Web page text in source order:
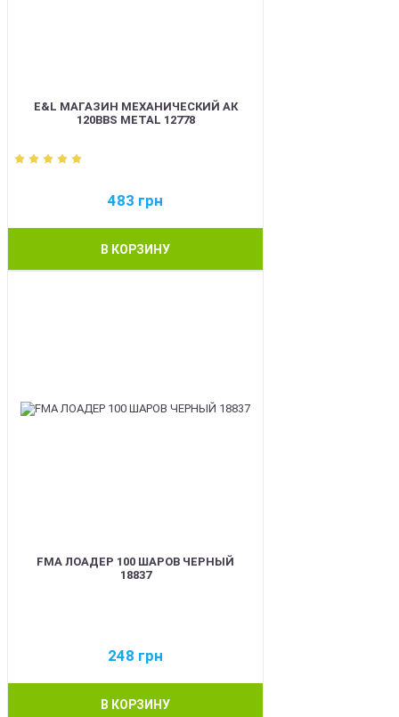
E&L МАГАЗИН МЕХАНИЧЕСКИЙ АК
120BBS METAL 12778
483 грн
В КОРЗИНУ
FMA ЛОАДЕР 100 ШАРОВ ЧЕРНЫЙ
18837
248 грн
В КОРЗИНУ